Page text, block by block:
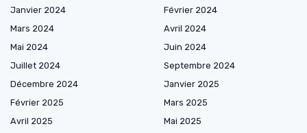
Janvier 2024
Février 2024
Mars 2024
Avril 2024
Mai 2024
Juin 2024
Juillet 2024
Septembre 2024
Décembre 2024
Janvier 2025
Février 2025
Mars 2025
Avril 2025
Mai 2025